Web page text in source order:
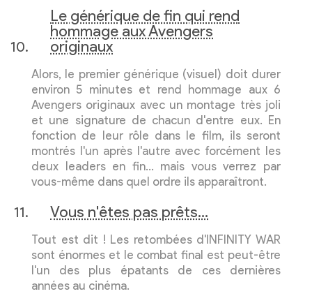
Le générique de fin qui rend
hommage aux Avengers
originaux
Alors, le premier générique (visuel) doit durer
environ 5 minutes et rend hommage aux 6
Avengers originaux avec un montage très joli
et une signature de chacun d'entre eux. En
fonction de leur rôle dans le film, ils seront
montrés l'un après l'autre avec forcément les
deux leaders en fin… mais vous verrez par
vous-même dans quel ordre ils apparaîtront.
Vous n'êtes pas prêts…
Tout est dit ! Les retombées d'INFINITY WAR
sont énormes et le combat final est peut-être
l'un des plus épatants de ces dernières
années au cinéma.